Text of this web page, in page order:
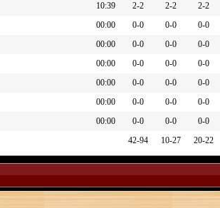
[安东尼-爱德华兹] 抢到进攻篮板
[纳兹-里德] 错失25英尺的三分跳投
[朱利叶斯-兰德尔] 抢到进攻篮板
[杰登-麦克丹尼尔斯] 两分投篮不进
[鲁迪-戈贝尔] 抢到防守篮板
[达龙-福克斯] 错失8英尺的两分投篮
[鲁迪-戈贝尔] 罚球 1投1中
[卢克-科内特] 投篮犯规
[鲁迪-戈贝尔] 带球上篮得分 ([纳兹-里德] 助攻)
10:39 2-2 2-2 2-2
00:00 0-0 0-0 0-0
00:00 0-0 0-0 0-0
00:00 0-0 0-0 0-0
00:00 0-0 0-0 0-0
00:00 0-0 0-0 0-0
00:00 0-0 0-0 0-0
42-94 10-27 20-22